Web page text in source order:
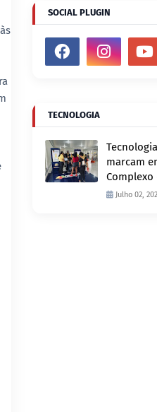
SOCIAL PLUGIN
TECNOLOGIA
marcam
Complexo
Julho 02,